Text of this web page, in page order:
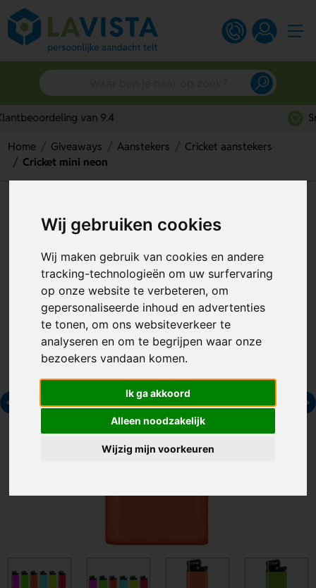
Wij gebruiken cookies
Wij maken gebruik van cookies en andere
tracking-technologieën om uw surfervaring
op onze website te verbeteren, om
gepersonaliseerde inhoud en advertenties
te tonen, om ons websiteverkeer te
analyseren en om te begrijpen waar onze
bezoekers vandaan komen.
Ik ga akkoord
Alleen noodzakelijk
Wijzig mijn voorkeuren
Snelle persoonlijke service
Home Giveaways Aanstekers
Cricket aanstekers
Cricket mini neon
Artikelnummer:104682